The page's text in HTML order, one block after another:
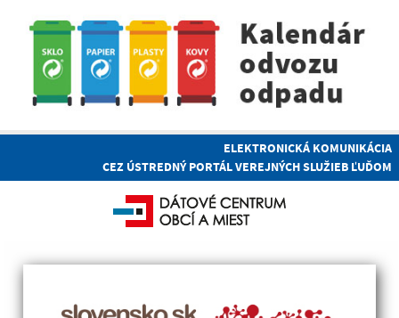
ELEKTRONICKÁ KOMUNIKÁCIA
CEZ ÚSTREDNÝ PORTÁL VEREJNÝCH SLUŽIEB ĽUĎOM